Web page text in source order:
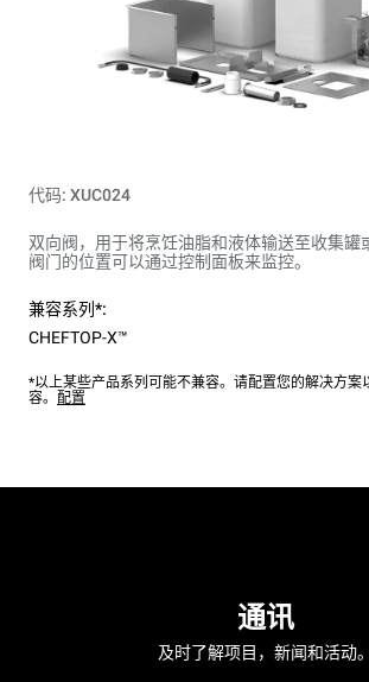
代码: XUC024
双向阀，用于将烹饪油脂和液体输送至收集罐
阀门的位置可以通过控制面板来监控。
兼容系列*:
CHEFTOP-X™
*以上某些产品系列可能不兼容。请配置您的解决方案
容。 配置
通讯
及时了解项目，新闻和活动。